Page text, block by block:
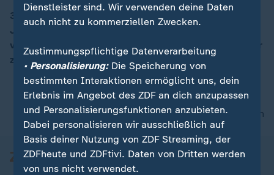
30 Jahre nach der Friedlichen Revolution 1989 sagt
Joachim Gauck: "Wir haben uns damals gegenseitig
viel geschenkt. Es gebe nichts Größeres als ein Bürger
zu sein.
nach oben
Dienstleister sind. Wir verwenden deine Daten
auch nicht zu kommerziellen Zwecken.
Zustimmungspflichtige Datenverarbeitung
• Personalisierung:Die Speicherung von
bestimmten Interaktionen ermöglicht uns, dein
Erlebnis im Angebot des ZDF an dich anzupassen
und Personalisierungsfunktionen anzubieten.
Dabei personalisieren wir ausschließlich auf
Basis deiner Nutzung von ZDF Streaming, der
ZDFheute und ZDFtivi. Daten von Dritten werden
von uns nicht verwendet.